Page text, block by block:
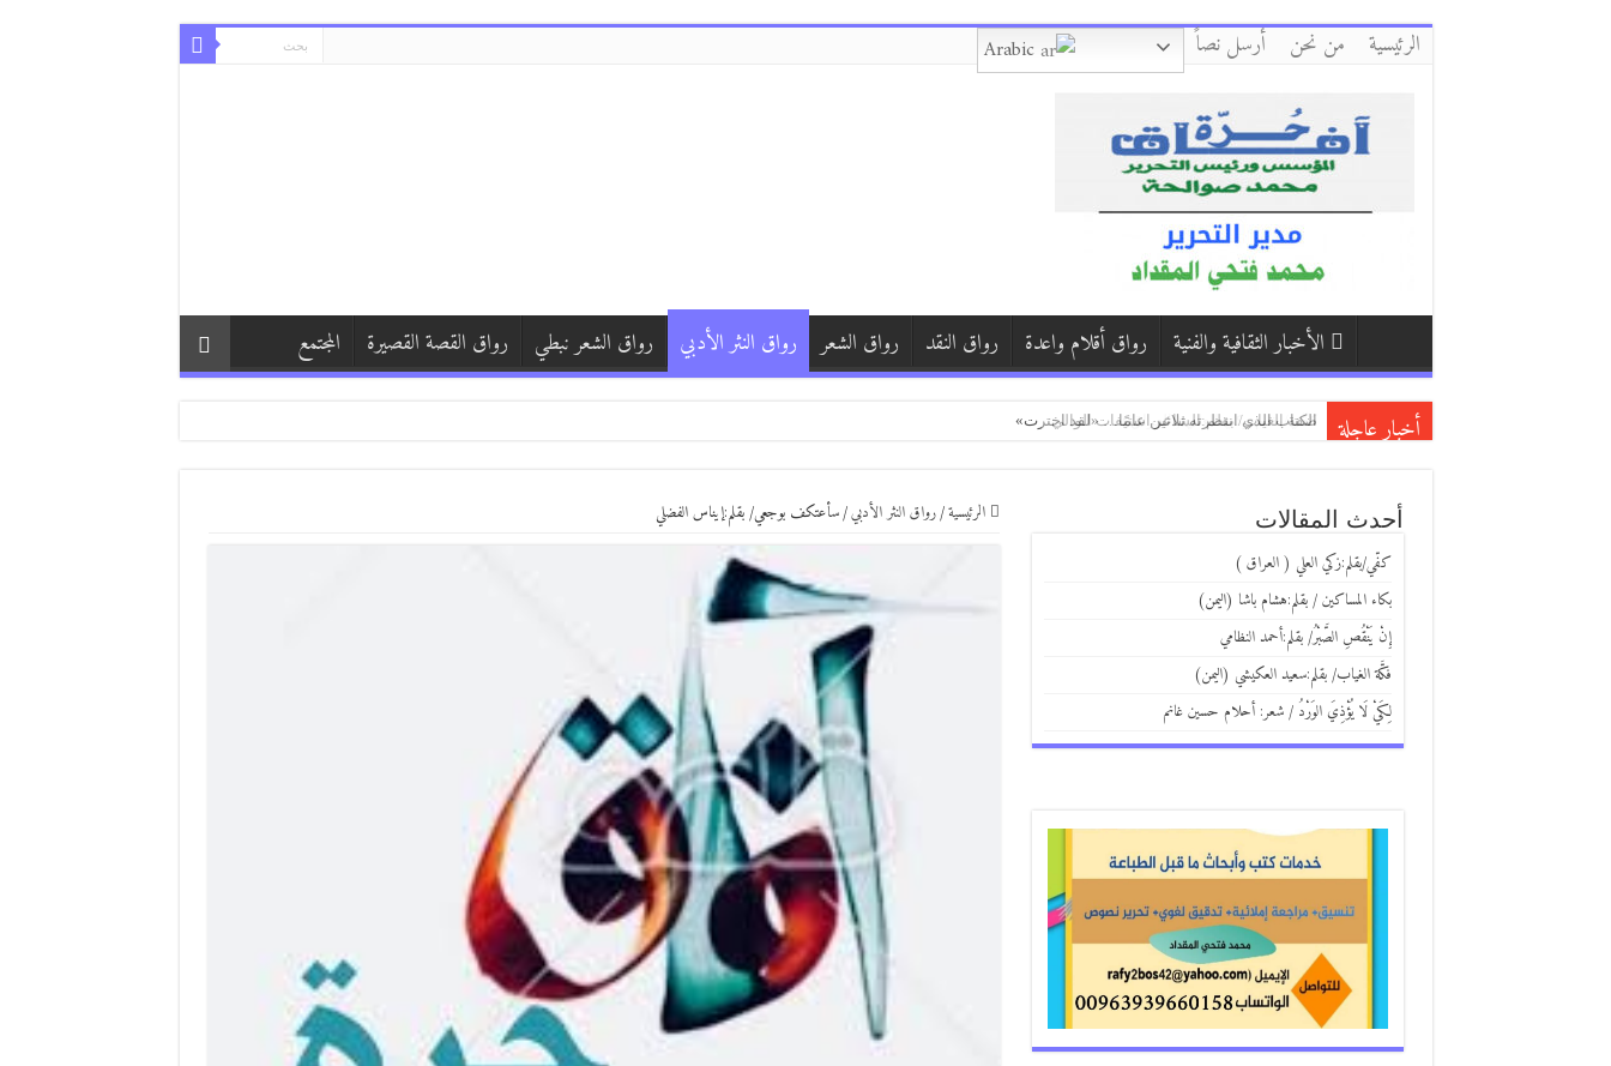
الرئيسية من نحن أرسل نصاً Arabic
الأخبار الثقافية والفنية رواق أقلام واعدة رواق النقد رواق الشعر رواق النثر الأدبي رواق الشعر نبطي رواق القصة القصيرة المجتمع
أخبار عاجلة كفّي/بقلم:زكي العلي ( العراق )
بكاء المساكين / بقلم:هشام باشا (اليمن)
الكتاب الذي انتظرته ثلاثين عامًا… «لقد اخترت»
الرئيسية/رواق النثر الأدبي/سأعتكف بوجعي/ بقلم:إيناس الفضلي أحدث المقالات
كفّي/بقلم:زكي العلي ( العراق )
بكاء المساكين / بقلم:هشام باشا (اليمن)
إِنْ يَنْقُصِ الصَّبْرُ/ بقلم:أحمد النظامي
فكَّة الغياب/ بقلم:سعيد العكيشي (اليمن)
لِكَيْ لَا يُؤْذِيَ الوَرْدُ / شعر: أحلام حسين غانم